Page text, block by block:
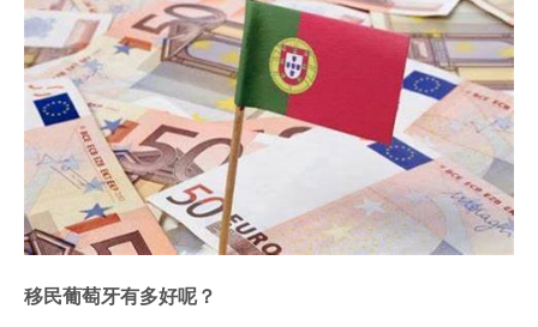
移民葡萄牙有多好呢？